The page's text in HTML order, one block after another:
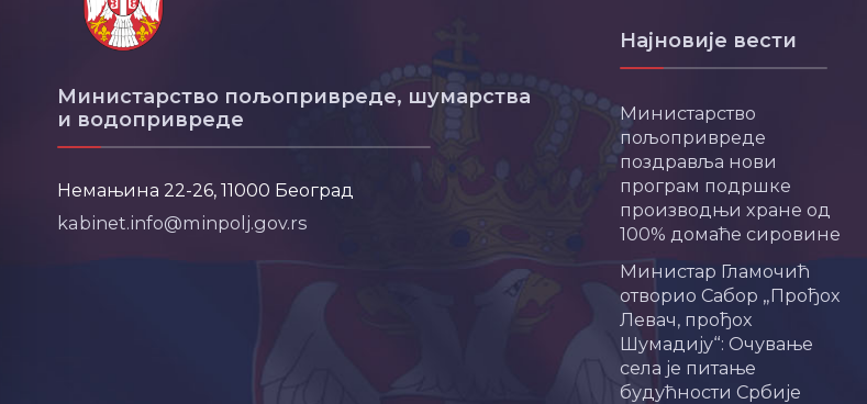
Министарство пољопривреде, шумарства
и водопривреде
Немањина 22-26, 11000 Београд
kabinet.info@minpolj.gov.rs
Најновије вести
Министарство
пољопривреде
поздравља нови
програм подршке
производњи хране од
100% домаће сировине
Министар Гламочић
отворио Сабор „Прођох
Левач, прођох
Шумадију“: Очување
села је питање
будућности Србије